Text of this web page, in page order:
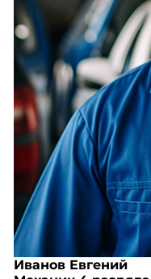
Иванов Евгений